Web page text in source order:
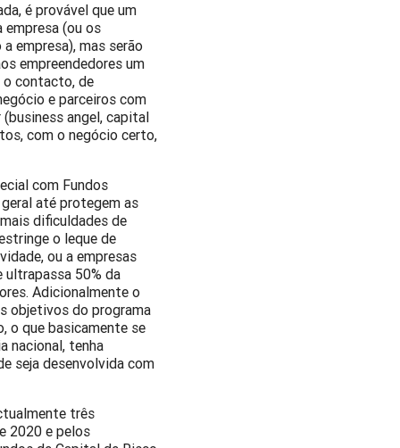
é provável que um
(ou os
empresa), mas serão
empreendedores um
o contacto, de
e parceiros com
angel, capital
com o negócio certo,
com Fundos
até protegem as
dificuldades de
o leque de
ou a empresas
50% da
Adicionalmente o
objetivos do programa
o que basicamente se
nacional, tenha
seja desenvolvida com
três
2020 e pelos